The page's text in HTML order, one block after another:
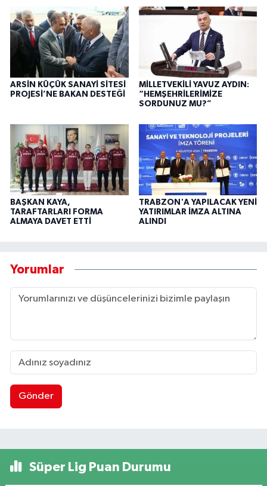
ARSİN KÜÇÜK SANAYİ SİTESİ
PROJESİ’NE BAKAN DESTEĞİ
MİLLETVEKİLİ YAVUZ AYDIN:
“HEMŞEHRİLERİMİZE
SORDUNUZ MU?”
BAŞKAN KAYA,
TARAFTARLARI FORMA
ALMAYA DAVET ETTİ
TRABZON'A YAPILACAK YENİ
YATIRIMLAR İMZA ALTINA
ALINDI
Yorumlar
Gönder
Süper Lig Puan Durumu